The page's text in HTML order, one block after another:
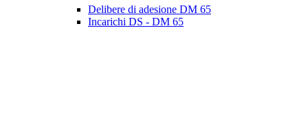
Delibere di adesione DM 65
Incarichi DS - DM 65